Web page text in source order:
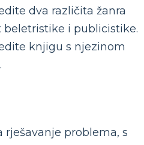
dva različita žanra
beletristike i publicistike.
knjigu s njezinom
rješavanje problema, s